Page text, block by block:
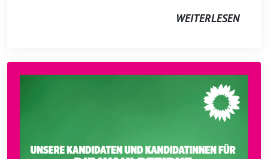
WEITERLESEN